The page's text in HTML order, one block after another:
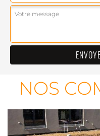
NOS